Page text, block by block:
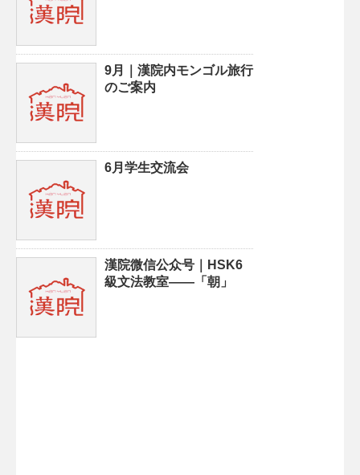
9月｜漢院内モンゴル旅行
のご案内
6月学生交流会
漢院微信公众号｜HSK6
級文法教室——「朝」